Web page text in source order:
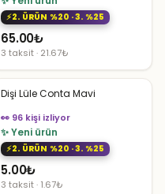
2. ÜRÜN %20 · 3. %25
65.00₺
3 taksit · 21.67₺
Dişi Lüle Conta Mavi
👀 96 kişi izliyor
✨ Yeni ürün
2. ÜRÜN %20 · 3. %25
5.00₺
3 taksit · 1.67₺